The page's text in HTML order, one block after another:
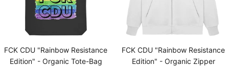
FCK CDU "Rainbow Resistance
Edition" - Organic Tote-Bag
FCK CDU "Rainbow Resistance
Edition" - Organic Zipper